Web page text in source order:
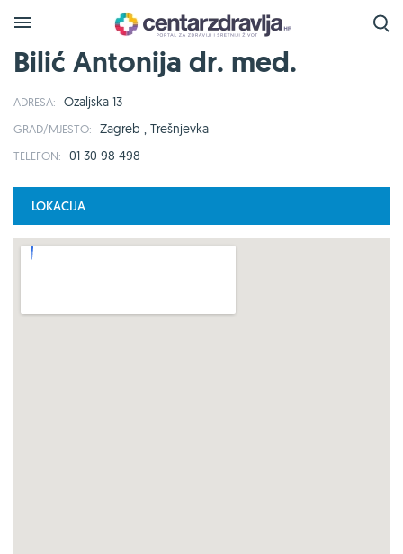
Bilić Antonija dr. med.
ADRESA: Ozaljska 13
GRAD/MJESTO: Zagreb , Trešnjevka
TELEFON: 01 30 98 498
LOKACIJA